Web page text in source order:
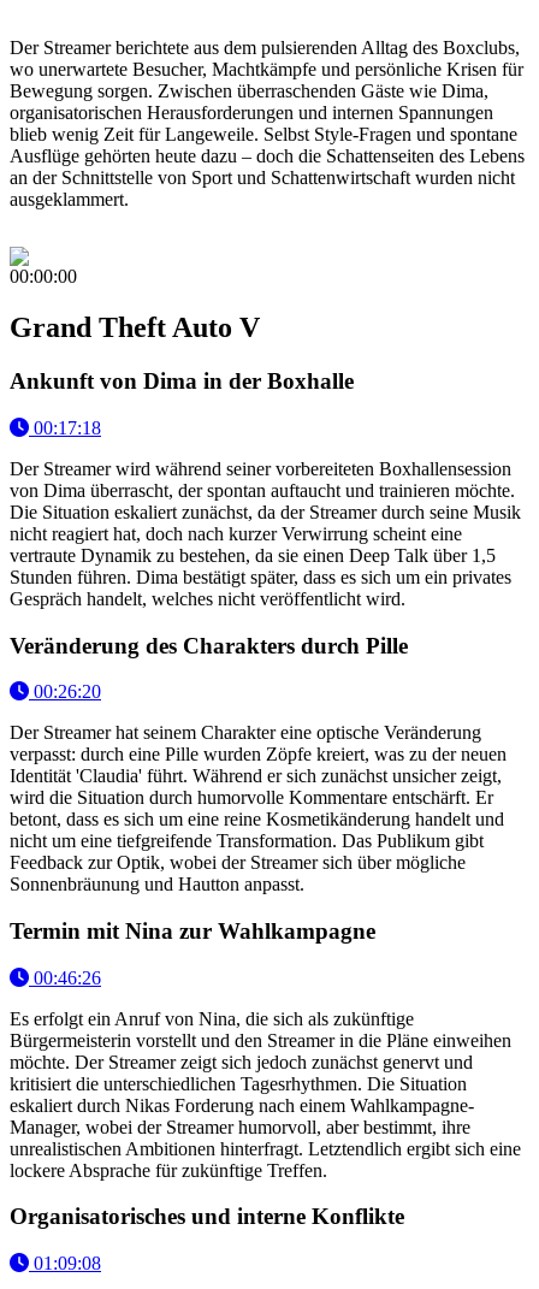
Der Streamer berichtete aus dem pulsierenden Alltag des Boxclubs,
wo unerwartete Besucher, Machtkämpfe und persönliche Krisen für
Bewegung sorgen. Zwischen überraschenden Gäste wie Dima,
organisatorischen Herausforderungen und internen Spannungen
blieb wenig Zeit für Langeweile. Selbst Style-Fragen und spontane
Ausflüge gehörten heute dazu – doch die Schattenseiten des Lebens
an der Schnittstelle von Sport und Schattenwirtschaft wurden nicht
ausgeklammert.
00:00:00
Grand Theft Auto V
Ankunft von Dima in der Boxhalle
00:17:18
Der Streamer wird während seiner vorbereiteten Boxhallensession
von Dima überrascht, der spontan auftaucht und trainieren möchte.
Die Situation eskaliert zunächst, da der Streamer durch seine Musik
nicht reagiert hat, doch nach kurzer Verwirrung scheint eine
vertraute Dynamik zu bestehen, da sie einen Deep Talk über 1,5
Stunden führen. Dima bestätigt später, dass es sich um ein privates
Gespräch handelt, welches nicht veröffentlicht wird.
Veränderung des Charakters durch Pille
00:26:20
Der Streamer hat seinem Charakter eine optische Veränderung
verpasst: durch eine Pille wurden Zöpfe kreiert, was zu der neuen
Identität 'Claudia' führt. Während er sich zunächst unsicher zeigt,
wird die Situation durch humorvolle Kommentare entschärft. Er
betont, dass es sich um eine reine Kosmetikänderung handelt und
nicht um eine tiefgreifende Transformation. Das Publikum gibt
Feedback zur Optik, wobei der Streamer sich über mögliche
Sonnenbräunung und Hautton anpasst.
Termin mit Nina zur Wahlkampagne
00:46:26
Es erfolgt ein Anruf von Nina, die sich als zukünftige
Bürgermeisterin vorstellt und den Streamer in die Pläne einweihen
möchte. Der Streamer zeigt sich jedoch zunächst genervt und
kritisiert die unterschiedlichen Tagesrhythmen. Die Situation
eskaliert durch Nikas Forderung nach einem Wahlkampagne-
Manager, wobei der Streamer humorvoll, aber bestimmt, ihre
unrealistischen Ambitionen hinterfragt. Letztendlich ergibt sich eine
lockere Absprache für zukünftige Treffen.
Organisatorisches und interne Konflikte
01:09:08